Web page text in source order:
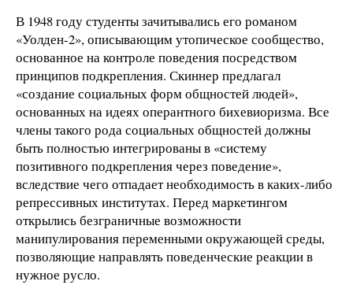
В 1948 году студенты зачитывались его романом
«Уолден-2», описывающим утопическое сообщество,
основанное на контроле поведения посредством
принципов подкрепления. Скиннер предлагал
«создание социальных форм общностей людей»,
основанных на идеях оперантного бихевиоризма. Все
члены такого рода социальных общностей должны
быть полностью интегрированы в «систему
позитивного подкрепления через поведение»,
вследствие чего отпадает необходимость в каких-либо
репрессивных институтах. Перед маркетингом
открылись безграничные возможности
манипулирования переменными окружающей среды,
позволяющие направлять поведенческие реакции в
нужное русло.